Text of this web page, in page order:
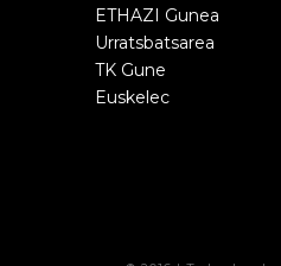
ETHAZI Gunea
Urratsbatsarea
TK Gune
Euskelec